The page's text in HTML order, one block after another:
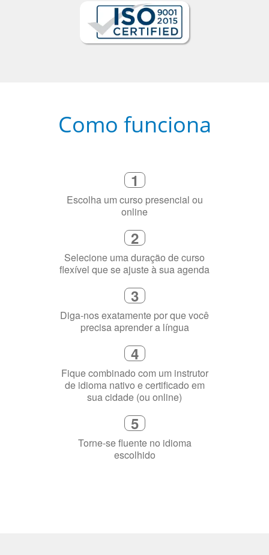
Como funciona
1
Escolha um curso presencial ou
online
2
Selecione uma duração de curso
flexível que se ajuste à sua agenda
3
Diga-nos exatamente por que você
precisa aprender a língua
4
Fique combinado com um instrutor
de idioma nativo e certificado em
sua cidade (ou online)
5
Torne-se fluente no idioma
escolhido